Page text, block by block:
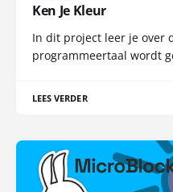
Ken Je Kleur
In dit project leer je over
programmeertaal wordt
LEES VERDER